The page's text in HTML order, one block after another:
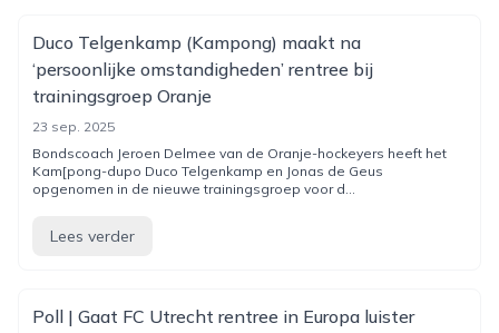
Duco Telgenkamp (Kampong) maakt na
‘persoonlijke omstandigheden’ rentree bij
trainingsgroep Oranje
23 sep. 2025
Bondscoach Jeroen Delmee van de Oranje-hockeyers heeft het
Kam[pong-dupo Duco Telgenkamp en Jonas de Geus
opgenomen in de nieuwe trainingsgroep voor d...
Lees verder
Poll | Gaat FC Utrecht rentree in Europa luister